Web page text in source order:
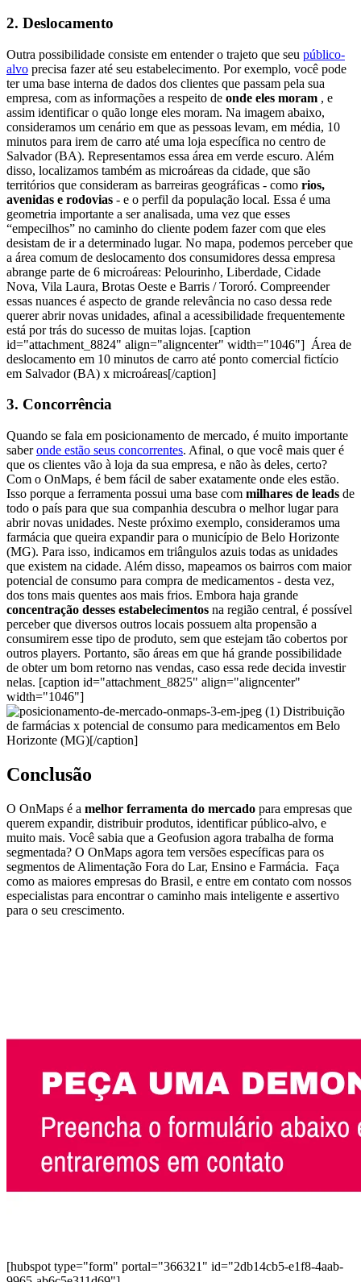
2. Deslocamento
Outra possibilidade consiste em entender o trajeto que seu público-
alvo precisa fazer até seu estabelecimento. Por exemplo, você pode
ter uma base interna de dados dos clientes que passam pela sua
empresa, com as informações a respeito de onde eles moram , e
assim identificar o quão longe eles moram. Na imagem abaixo,
consideramos um cenário em que as pessoas levam, em média, 10
minutos para irem de carro até uma loja específica no centro de
Salvador (BA). Representamos essa área em verde escuro. Além
disso, localizamos também as microáreas da cidade, que são
territórios que consideram as barreiras geográficas - como rios,
avenidas e rodovias - e o perfil da população local. Essa é uma
geometria importante a ser analisada, uma vez que esses
“empecilhos” no caminho do cliente podem fazer com que eles
desistam de ir a determinado lugar. No mapa, podemos perceber que
a área comum de deslocamento dos consumidores dessa empresa
abrange parte de 6 microáreas: Pelourinho, Liberdade, Cidade
Nova, Vila Laura, Brotas Oeste e Barris / Tororó. Compreender
essas nuances é aspecto de grande relevância no caso dessa rede
querer abrir novas unidades, afinal a acessibilidade frequentemente
está por trás do sucesso de muitas lojas. [caption
id="attachment_8824" align="aligncenter" width="1046"] Área de
deslocamento em 10 minutos de carro até ponto comercial fictício
em Salvador (BA) x microáreas[/caption]
3. Concorrência
Quando se fala em posicionamento de mercado, é muito importante
saberonde estão seus concorrentes. Afinal, o que você mais quer é
que os clientes vão à loja da sua empresa, e não às deles, certo?
Com o OnMaps, é bem fácil de saber exatamente onde eles estão.
Isso porque a ferramenta possui uma base com milhares de leads de
todo o país para que sua companhia descubra o melhor lugar para
abrir novas unidades. Neste próximo exemplo, consideramos uma
farmácia que queira expandir para o município de Belo Horizonte
(MG). Para isso, indicamos em triângulos azuis todas as unidades
que existem na cidade. Além disso, mapeamos os bairros com maior
potencial de consumo para compra de medicamentos - desta vez,
dos tons mais quentes aos mais frios. Embora haja grande
concentração desses estabelecimentos na região central, é possível
perceber que diversos outros locais possuem alta propensão a
consumirem esse tipo de produto, sem que estejam tão cobertos por
outros players. Portanto, são áreas em que há grande possibilidade
de obter um bom retorno nas vendas, caso essa rede decida investir
nelas. [caption id="attachment_8825" align="aligncenter"
width="1046"]
Distribuição
de farmácias x potencial de consumo para medicamentos em Belo
Horizonte (MG)[/caption]
Conclusão
O OnMaps é a melhor ferramenta do mercado para empresas que
querem expandir, distribuir produtos, identificar público-alvo, e
muito mais. Você sabia que a Geofusion agora trabalha de forma
segmentada? O OnMaps agora tem versões específicas para os
segmentos de Alimentação Fora do Lar, Ensino e Farmácia. Faça
como as maiores empresas do Brasil, e entre em contato com nossos
especialistas para encontrar o caminho mais inteligente e assertivo
para o seu crescimento.
[hubspot type="form" portal="366321" id="2db14cb5-e1f8-4aab-